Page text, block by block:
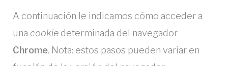
A continuación le indicamos cómo acceder a
una cookie determinada del navegador
Chrome. Nota: estos pasos pueden variar en